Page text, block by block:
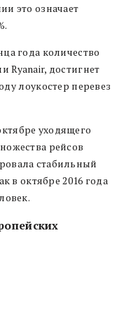
это означает
года количество
Ryanair, достигнет
лоукостер перевез
уходящего
рейсов
стабильный
в октябре 2016 года